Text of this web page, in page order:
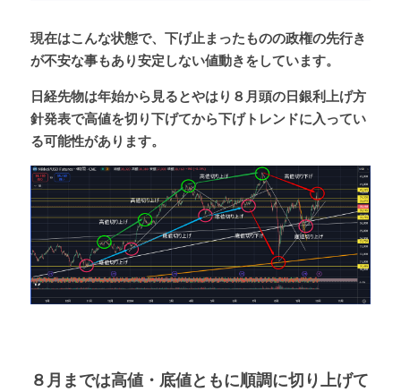
現在はこんな状態で、下げ止まったものの政権の先行き
が不安な事もあり安定しない値動きをしています。
日経先物は年始から見るとやはり８月頭の日銀利上げ方
針発表で高値を切り下げてから下げトレンドに入ってい
る可能性があります。
８月までは高値・底値ともに順調に切り上げて